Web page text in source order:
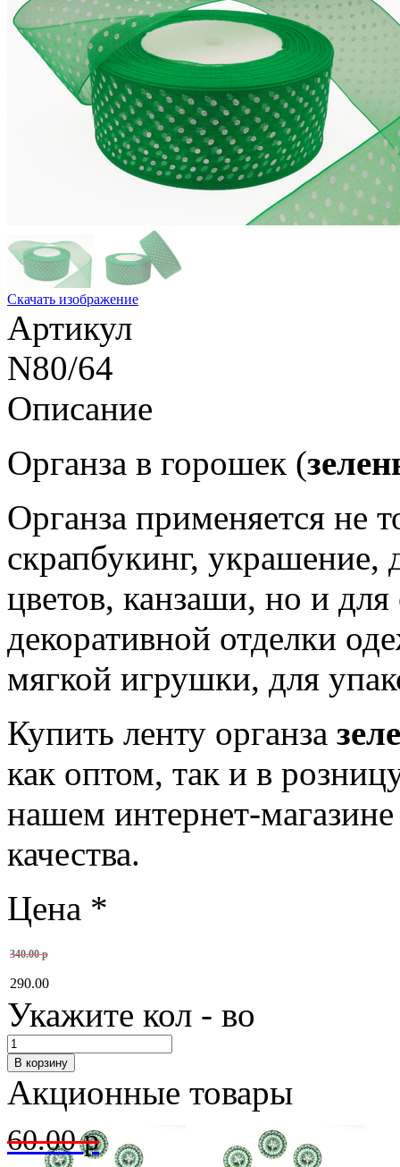
Скачать изображение
Артикул
N80/64
Описание
Органза в горошек (
Органза применяется не
скрапбукинг, украшение,
цветов, канзаши, но и
декоративной отделки
мягкой игрушки, для
Купить ленту органза
как оптом, так и в
нашем интернет-
качества.
Цена *
340.00 р
290.00
Укажите кол - во
Акционные товары
60.00 р